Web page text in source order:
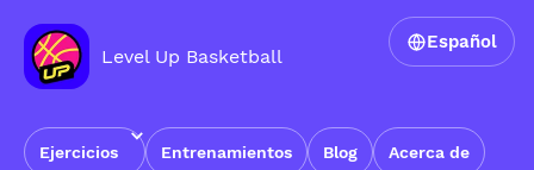
Level Up Basketball
Ejercicios Entrenamientos Blog Acerca de
Español